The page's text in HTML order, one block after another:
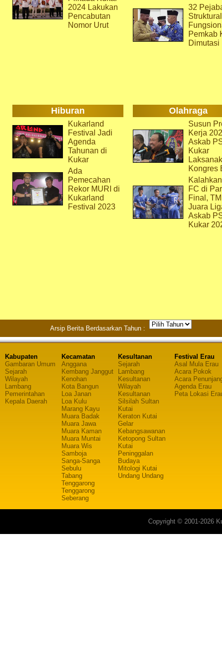
2024 Lakukan
Pencabutan
Nomor Urut
32
Pemkab
Dimutasi
Hiburan Olahraga
Kukarland
Festival Jadi
Agenda
Tahunan di
Kukar
Ada
Pemecahan
Rekor MURI di
Kukarland
Festival 2023
Susun
Kerja
Askab
Kukar
Kongres
FC di
Final,
Juara
Askab
Kukar
Arsip Berita Berdasarkan Tahun :
Kabupaten
Gambaran Umum
Sejarah
Wilayah
Lambang
Pemerintahan
Kepala Daerah
Kecamatan
Anggana
Kembang Janggut
Kenohan
Kota Bangun
Loa Janan
Loa Kulu
Marang Kayu
Muara Badak
Muara Jawa
Muara Kaman
Muara Muntai
Muara Wis
Samboja
Sanga-Sanga
Sebulu
Tabang
Tenggarong
Tenggarong
Seberang
Kesultanan
Sejarah
Lambang
Kesultanan
Wilayah
Kesultanan
Silsilah Sultan
Kutai
Keraton Kutai
Gelar
Kebangsawanan
Ketopong Sultan
Kutai
Peninggalan
Budaya
Mitologi Kutai
Undang Undang
Festival Erau
Asal Mula Erau
Acara Pokok
Acara
Agenda Erau
Peta Lokasi
Copyright © 2001-2026